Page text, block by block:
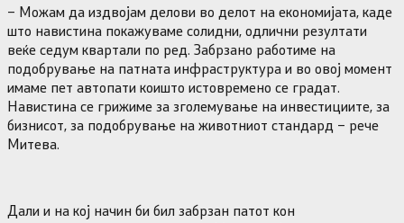
– Можам да издвојам делови во делот на економијата, каде
што навистина покажуваме солидни, одлични резултати
веќе седум квартали по ред. Забрзано работиме на
подобрување на патната инфраструктура и во овој момент
имаме пет автопати коишто истовремено се градат.
Навистина се грижиме за зголемување на инвестициите, за
бизнисот, за подобрување на животниот стандард – рече
Митева.
Дали и на кој начин би бил забрзан патот кон